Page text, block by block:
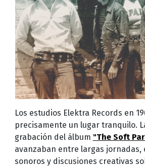
Los estudios Elektra Records en
precisamente un lugar tranquilo.
grabación del álbum "The Soft
avanzaban entre largas jornadas,
sonoros y discusiones creativas